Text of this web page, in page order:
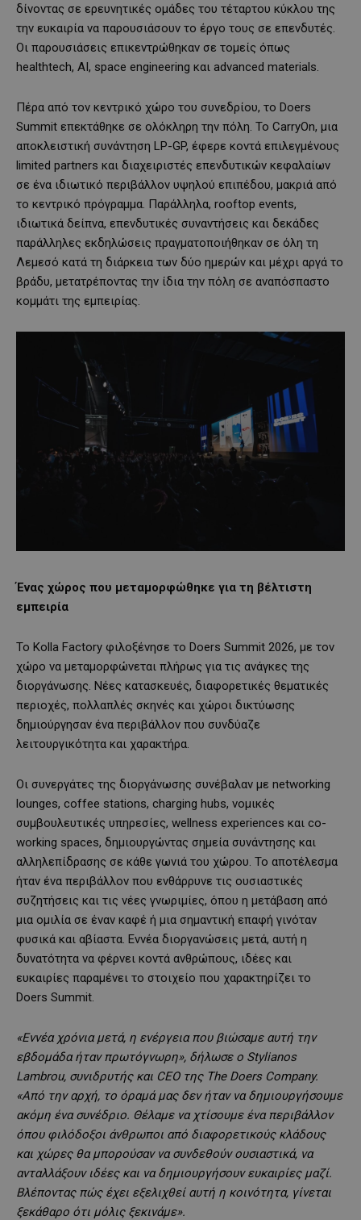
δίνοντας σε ερευνητικές ομάδες του τέταρτου κύκλου της
την ευκαιρία να παρουσιάσουν το έργο τους σε επενδυτές.
Οι παρουσιάσεις επικεντρώθηκαν σε τομείς όπως
healthtech, AI, space engineering και advanced materials.
Πέρα από τον κεντρικό χώρο του συνεδρίου, το Doers
Summit επεκτάθηκε σε ολόκληρη την πόλη. Το CarryOn, μια
αποκλειστική συνάντηση LP-GP, έφερε κοντά επιλεγμένους
limited partners και διαχειριστές επενδυτικών κεφαλαίων
σε ένα ιδιωτικό περιβάλλον υψηλού επιπέδου, μακριά από
το κεντρικό πρόγραμμα. Παράλληλα, rooftop events,
ιδιωτικά δείπνα, επενδυτικές συναντήσεις και δεκάδες
παράλληλες εκδηλώσεις πραγματοποιήθηκαν σε όλη τη
Λεμεσό κατά τη διάρκεια των δύο ημερών και μέχρι αργά το
βράδυ, μετατρέποντας την ίδια την πόλη σε αναπόσπαστο
κομμάτι της εμπειρίας.
Ένας χώρος που μεταμορφώθηκε για τη βέλτιστη
εμπειρία
Το Kolla Factory φιλοξένησε το Doers Summit 2026, με τον
χώρο να μεταμορφώνεται πλήρως για τις ανάγκες της
διοργάνωσης. Νέες κατασκευές, διαφορετικές θεματικές
περιοχές, πολλαπλές σκηνές και χώροι δικτύωσης
δημιούργησαν ένα περιβάλλον που συνδύαζε
λειτουργικότητα και χαρακτήρα.
Οι συνεργάτες της διοργάνωσης συνέβαλαν με networking
lounges, coffee stations, charging hubs, νομικές
συμβουλευτικές υπηρεσίες, wellness experiences και co-
working spaces, δημιουργώντας σημεία συνάντησης και
αλληλεπίδρασης σε κάθε γωνιά του χώρου. Το αποτέλεσμα
ήταν ένα περιβάλλον που ενθάρρυνε τις ουσιαστικές
συζητήσεις και τις νέες γνωριμίες, όπου η μετάβαση από
μια ομιλία σε έναν καφέ ή μια σημαντική επαφή γινόταν
φυσικά και αβίαστα. Εννέα διοργανώσεις μετά, αυτή η
δυνατότητα να φέρνει κοντά ανθρώπους, ιδέες και
ευκαιρίες παραμένει το στοιχείο που χαρακτηρίζει το
Doers Summit.
«Εννέα χρόνια μετά, η ενέργεια που βιώσαμε αυτή την
εβδομάδα ήταν πρωτόγνωρη», δήλωσε ο Stylianos
Lambrou, συνιδρυτής και CEO της The Doers Company.
«Από την αρχή, το όραμά μας δεν ήταν να δημιουργήσουμε
ακόμη ένα συνέδριο. Θέλαμε να χτίσουμε ένα περιβάλλον
όπου φιλόδοξοι άνθρωποι από διαφορετικούς κλάδους
και χώρες θα μπορούσαν να συνδεθούν ουσιαστικά, να
ανταλλάξουν ιδέες και να δημιουργήσουν ευκαιρίες μαζί.
Βλέποντας πώς έχει εξελιχθεί αυτή η κοινότητα, γίνεται
ξεκάθαρο ότι μόλις ξεκινάμε».